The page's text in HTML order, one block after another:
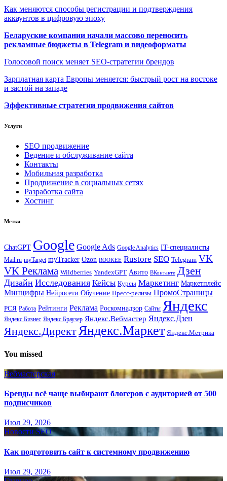
Как меняются способы регистрации и подтверждения
аккаунтов в цифровую эпоху
Беларуские компании начали массово переносить
рекламные бюджеты в Telegram и видеоформаты
Голосовой поиск меняет SEO-стратегии брендов
Зарплатная карта Европы меняется: быстрый рост на востоке
и застой на западе
Эффективные стратегии продвижения сайтов
Услуги
SEO продвижение
Ведение и обслуживание сайта
Контакты
Мобильная разработка
Продвижение в социальных сетях
Разработка сайта
Хостинг
Метки
ChatGPT Google Google Ads Google Analytics IT-специалисты
Mail.ru myTarget myTracker Ozon ROOKEE Rustore SEO Telegram VK
VK Реклама Wildberries YandexGPT Авито ВКонтакте Дзен
Дизайн Исследования Кейсы Курсы Маркетинг Маркетплейс
Минцифры Нейросети Обучение Пресс-релизы ПромоСтраницы
РСЯ Работа Рейтинги Реклама Роскомнадзор Сайты Яндекс
Яндекс.Бизнес Яндекс.Браузер Яндекс.Вебмастер Яндекс.Дзен
Яндекс.ДиректЯндекс.Маркет Яндекс.Метрика
You missed
Вебмастерская
Бренды всё чаще выбирают блогеров с аудиторией от 500
подписчиков
Июл 29, 2026
Новости SEO
Как подготовить сайт к системному продвижению
Июл 29, 2026